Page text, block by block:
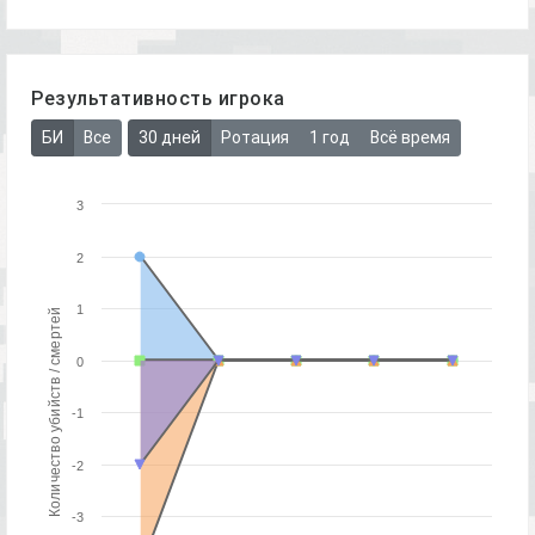
Результативность игрока
БИ Все 30 дней Ротация 1 год Всё время
Количество убийств / смертей -3
-2
-1
0
1
2
3